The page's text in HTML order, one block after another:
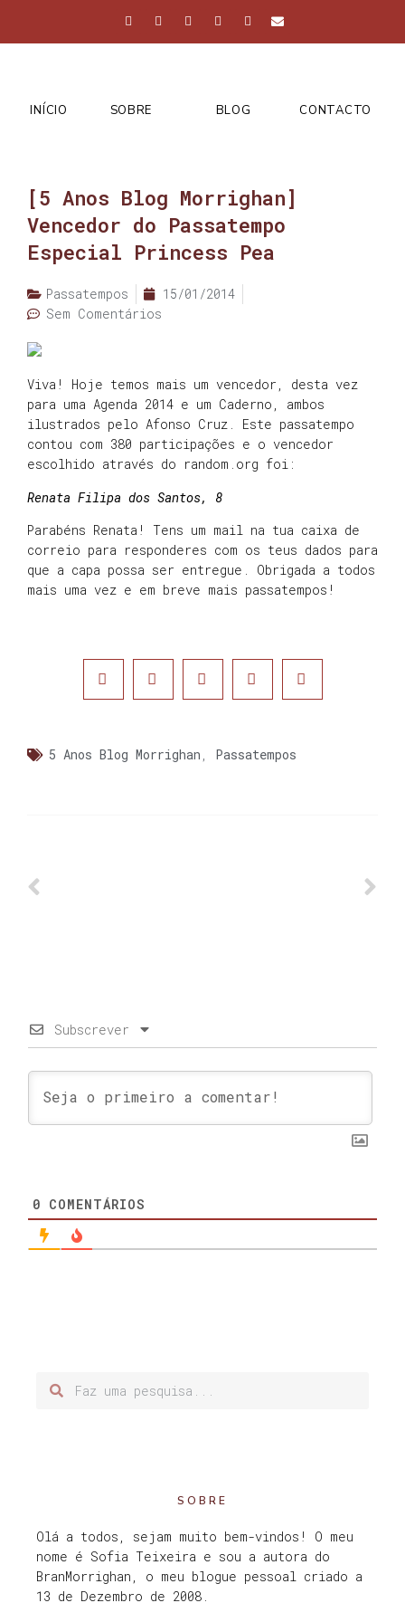
INÍCIO SOBRE BLOG CONTACTO
[5 Anos Blog Morrighan]
Vencedor do Passatempo
Especial Princess Pea
Passatempos
15/01/2014
Sem Comentários
Viva! Hoje temos mais um vencedor, desta vez
para uma Agenda 2014 e um Caderno, ambos
ilustrados pelo Afonso Cruz. Este passatempo
contou com 380 participações e o vencedor
escolhido através do random.org foi:
Renata Filipa dos Santos, 8
Parabéns Renata! Tens um mail na tua caixa de
correio para responderes com os teus dados para
que a capa possa ser entregue. Obrigada a todos
mais uma vez e em breve mais passatempos!
5 Anos Blog Morrighan Passatempos
Subscrever
0 COMENTÁRIOS
SOBRE
Olá a todos, sejam muito bem-vindos! O meu
nome é Sofia Teixeira e sou a autora do
BranMorrighan, o meu blogue pessoal criado a
13 de Dezembro de 2008.